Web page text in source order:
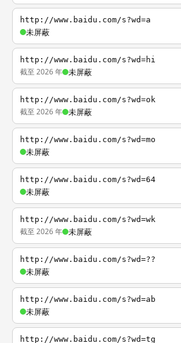
http://www.baidu.com/s?wd=a
未屏蔽
http://www.baidu.com/s?wd=hi
截至 2026 年 未屏蔽
http://www.baidu.com/s?wd=ok
截至 2026 年 未屏蔽
http://www.baidu.com/s?wd=mo
未屏蔽
http://www.baidu.com/s?wd=64
未屏蔽
http://www.baidu.com/s?wd=wk
截至 2026 年 未屏蔽
http://www.baidu.com/s?wd=??
未屏蔽
http://www.baidu.com/s?wd=ab
未屏蔽
http://www.baidu.com/s?wd=tg